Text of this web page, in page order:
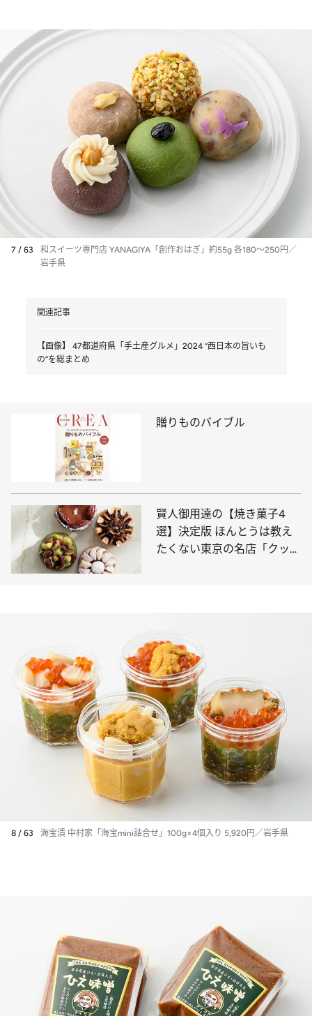
7 / 63
和スイーツ専門店 YANAGIYA「創作おはぎ」約55g 各180～250円／
岩手県
関連記事
【画像】 47都道府県「手土産グルメ」2024 “西日本の旨いも
の”を総まとめ
贈りものバイブル
賢人御用達の【焼き菓子4
選】決定版 ほんとうは教え
たくない東京の名店「クッキ
8 / 63 海宝漬 中村家「海宝mini詰合せ」100g×4個入り 5,920円／岩手県